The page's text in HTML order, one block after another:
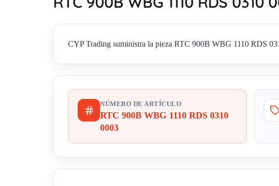
CYP Trading suministra la pieza RTC 900B WBG 1110 RDS
NÚMERO DE ARTÍCULO
RTC 900B WBG 1110 RDS 0310
0003